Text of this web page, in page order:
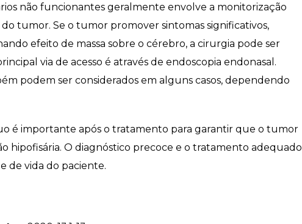
não funcionantes geralmente envolve a monitorização
tumor. Se o tumor promover sintomas significativos,
efeito de massa sobre o cérebro, a cirurgia pode ser
via de acesso é através de endoscopia endonasal.
podem ser considerados em alguns casos, dependendo
é importante após o tratamento para garantir que o tumor
hipofisária. O diagnóstico precoce e o tratamento adequado
de vida do paciente.